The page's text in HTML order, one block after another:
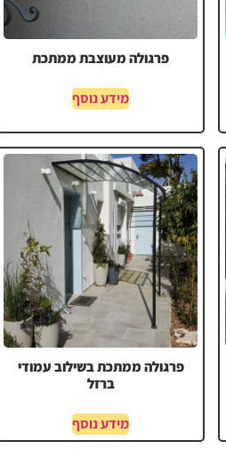
פרגולה מעוצבת ממתכת
מידע נוסף
פרגולה ממתכת בשילוב עמודי
ברזל
מידע נוסף